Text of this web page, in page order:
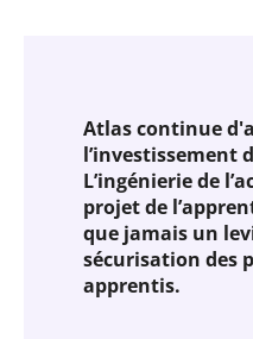
Atlas continue
l’investissement
L’ingénierie de
projet de
que jamais un
sécurisation des
apprentis.